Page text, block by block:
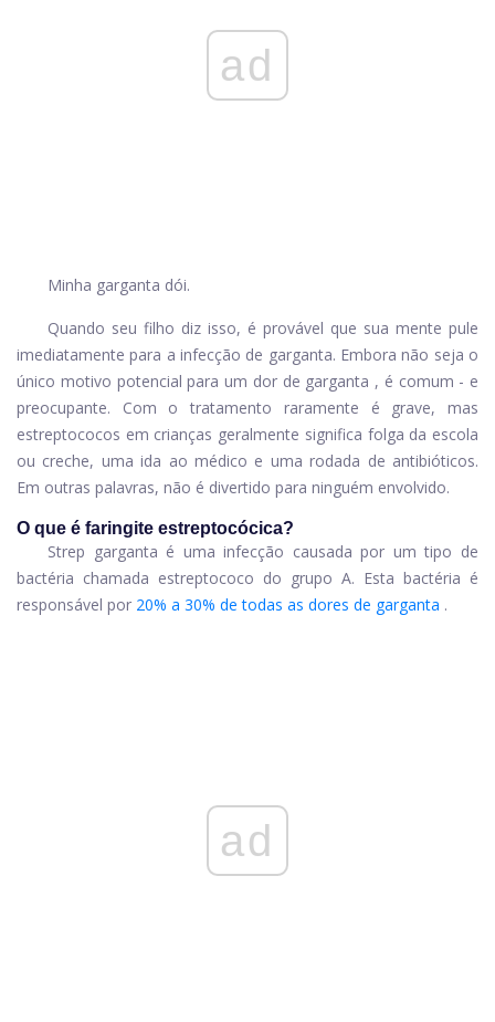
ad
Minha garganta dói.
Quando seu filho diz isso, é provável que sua mente pule
imediatamente para a infecção de garganta. Embora não seja o
único motivo potencial para um dor de garganta , é comum - e
preocupante. Com o tratamento raramente é grave, mas
estreptococos em crianças geralmente significa folga da escola
ou creche, uma ida ao médico e uma rodada de antibióticos.
Em outras palavras, não é divertido para ninguém envolvido.
O que é faringite estreptocócica?
Strep garganta é uma infecção causada por um tipo de
bactéria chamada estreptococo do grupo A. Esta bactéria é
responsável por 20% a 30% de todas as dores de garganta .
ad